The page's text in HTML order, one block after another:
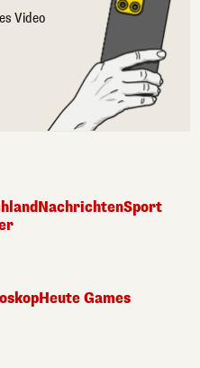
Video
NachrichtenSport
Heute Games